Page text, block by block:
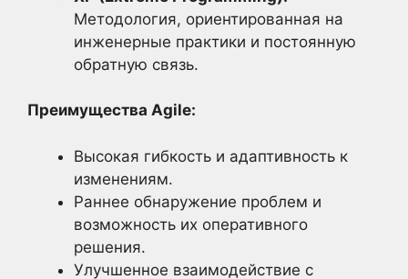
Методология, ориентированная на
инженерные практики и постоянную
обратную связь.
Преимущества Agile:
Высокая гибкость и адаптивность к
изменениям.
Раннее обнаружение проблем и
возможность их оперативного
решения.
Улучшенное взаимодействие с